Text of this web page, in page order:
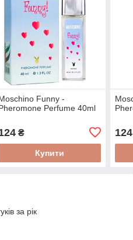
Funny -
Perfume 40ml
₴
Купити
124
за рік